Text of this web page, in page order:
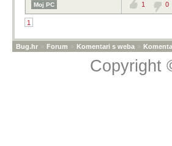
Moj PC 1 0
1
Bug.hr » Forum » Komentari s weba »
Copyright